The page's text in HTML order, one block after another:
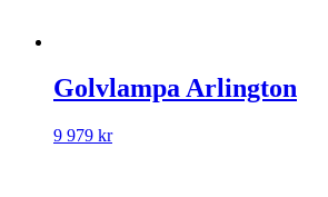
Golvlampa Arlington
9 979 kr